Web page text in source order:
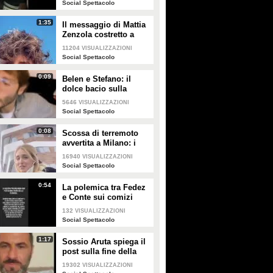
Social Spettacolo
1:35
Il messaggio di Mattia
Zenzola costretto a
lasciare Amici dopo
l'infortunio
11204 VISUALIZZAZIONI
Social Spettacolo
0:09
Belen e Stefano: il
dolce bacio sulla
fronte
5646 VISUALIZZAZIONI
Social Spettacolo
0:08
Scossa di terremoto
avvertita a Milano: i
Ferragnez scendono in
strada spaventati
16940 VISUALIZZAZIONI
Social Spettacolo
0:54
La polemica tra Fedez
e Conte sui comizi
elettorali senza regole
e i concerti senza
132 VISUALIZZAZIONI
Social Spettacolo
1:17
Sossio Aruta spiega il
post sulla fine della
sua storia con Ursula
Bennardo
19302 VISUALIZZAZIONI